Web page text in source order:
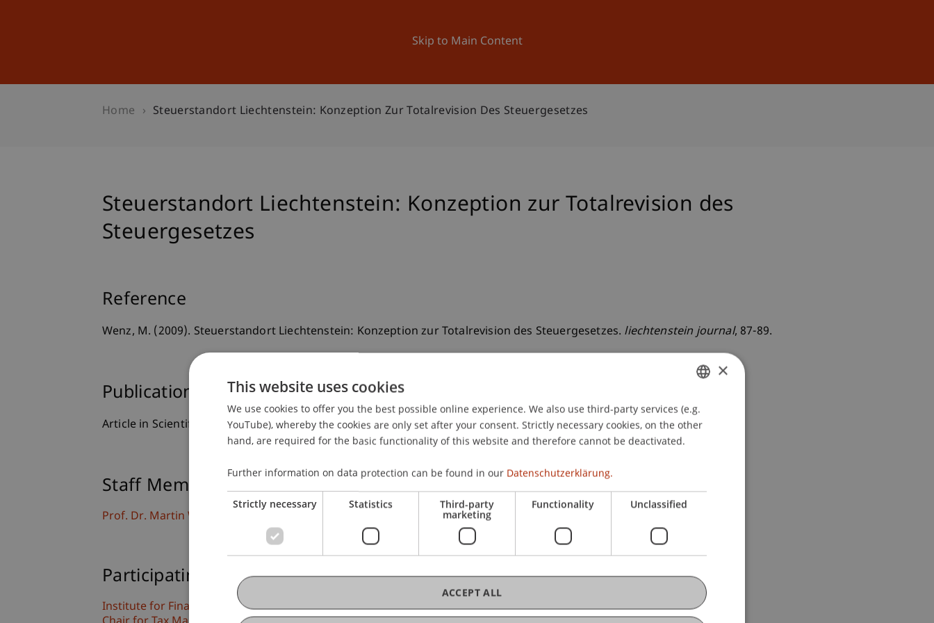
Skip to Main Content
University News and Events
Home Steuerstandort Liechtenstein: Konzeption Zur Totalrevision Des Steuergesetzes
Steuerstandort Liechtenstein: Konzeption zur Totalrevision des
Steuergesetzes
Reference
Wenz, M. (2009). Steuerstandort Liechtenstein: Konzeption zur Totalrevision des Steuergesetzes. liechtenstein journal, 87-89.
Publication Type
Article in Scientific Journal
Staff Members
Prof. Dr. Martin Wenz
Participating Institutions
Institute for Financial Services
GERMAN
ENGLISH
×
This website uses cookies
We use cookies to offer you the best possible online experience. We also use third-party services (e.g.
YouTube), whereby the cookies are only set after your consent. Strictly necessary cookies, on the other
hand, are required for the basic functionality of this website and therefore cannot be deactivated.
Further information on data protection can be found in our Datenschutzerklärung.
Strictly necessary Statistics Third-party
marketing
Functionality Unclassified
ACCEPT ALL